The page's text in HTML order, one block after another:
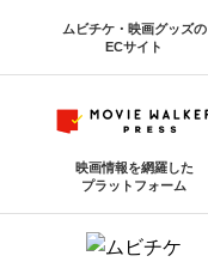
ムビチケ・映画グッズの
ECサイト
映画情報を網羅した
プラットフォーム